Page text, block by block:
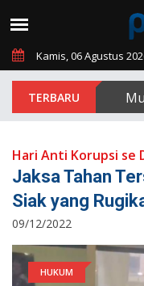
Kamis, 06 Agustus
Hari Anti Korupsi se
Jaksa Tahan
Siak yang
09/12/2022
HUKUM